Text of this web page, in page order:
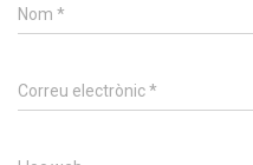
Nom *
Correu electrònic*